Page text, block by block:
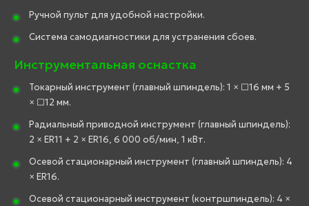
Ручной пульт для удобной настройки.
Система самодиагностики для устранения сбоев.
Инструментальная оснастка
Токарный инструмент (главный шпиндель): 1 × □16 мм + 5
× □12 мм.
Радиальный приводной инструмент (главный шпиндель):
2 × ER11 + 2 × ER16, 6 000 об/мин, 1 кВт.
Осевой стационарный инструмент (главный шпиндель): 4
× ER16.
Осевой стационарный инструмент (контршпиндель): 4 ×